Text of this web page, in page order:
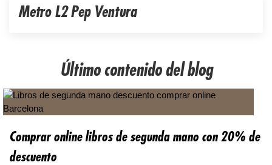
Metro L2 Pep Ventura
Último contenido del blog
Comprar online libros de segunda mano con 20% de
descuento